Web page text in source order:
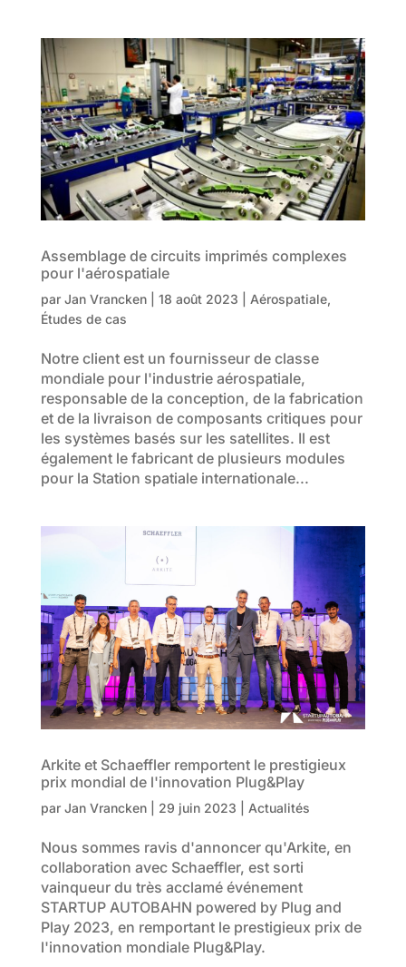
Assemblage de circuits imprimés complexes
pour l'aérospatiale
par Jan Vrancken| 18 août 2023 Aérospatiale,
Études de cas
Notre client est un fournisseur de classe
mondiale pour l'industrie aérospatiale,
responsable de la conception, de la fabrication
et de la livraison de composants critiques pour
les systèmes basés sur les satellites. Il est
également le fabricant de plusieurs modules
pour la Station spatiale internationale...
Arkite et Schaeffler remportent le prestigieux
prix mondial de l'innovation Plug&Play
par Jan Vrancken| 29 juin 2023 Actualités
Nous sommes ravis d'annoncer qu'Arkite, en
collaboration avec Schaeffler, est sorti
vainqueur du très acclamé événement
STARTUP AUTOBAHN powered by Plug and
Play 2023, en remportant le prestigieux prix de
l'innovation mondiale Plug&Play.